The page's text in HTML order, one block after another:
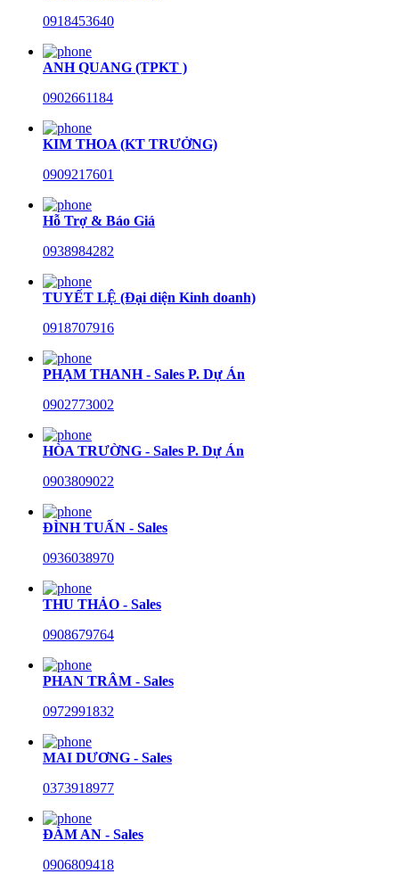
0918453640
ANH QUANG (TPKT )
0902661184
KIM THOA (KT TRƯỞNG)
0909217601
Hỗ Trợ & Báo Giá
0938984282
TUYẾT LỆ (Đại diện Kinh doanh)
0918707916
PHẠM THANH - Sales P. Dự Án
0902773002
HÒA TRƯỜNG - Sales P. Dự Án
0903809022
ĐÌNH TUẤN - Sales
0936038970
THU THẢO - Sales
0908679764
PHAN TRÂM - Sales
0972991832
MAI DƯƠNG - Sales
0373918977
ĐÀM AN - Sales
0906809418